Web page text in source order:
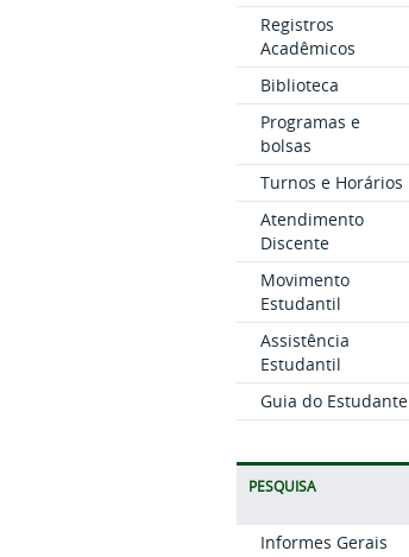
Registros
Acadêmicos
Biblioteca
Programas e
bolsas
Turnos e Horários
Atendimento
Discente
Movimento
Estudantil
Assistência
Estudantil
Guia do Estudante
PESQUISA
Informes Gerais